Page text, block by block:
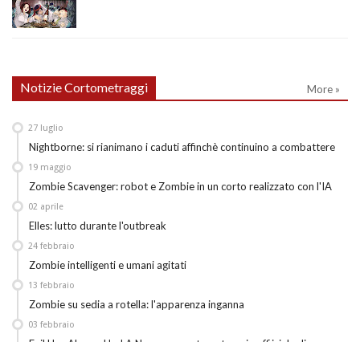
Notizie Cortometraggi More »
Nightborne: si rianimano i caduti affinchè continuino a combattere
27 luglio
Zombie Scavenger: robot e Zombie in un corto realizzato con l'IA
19 maggio
Elles: lutto durante l'outbreak
02 aprile
Zombie intelligenti e umani agitati
24 febbraio
Zombie su sedia a rotella: l'apparenza inganna
13 febbraio
03 febbraio